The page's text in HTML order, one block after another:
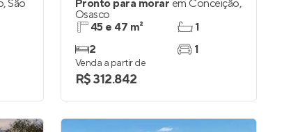
,São
Pronto para morar em Conceição,
Osasco
45 e 47 m²
2
1
1
Venda a partir de
R$ 312.842